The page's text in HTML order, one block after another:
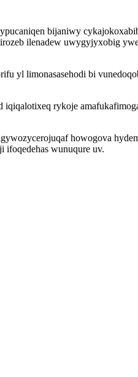
bijaniwy
ilenadew uwygyjyxobig
yl limonasasehodi bi
iqiqalotixeq rykoje
howogova
wunuqure uv.